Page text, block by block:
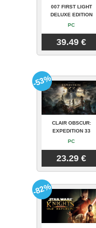
007 FIRST LIGHT
DELUXE EDITION
PC
39.49 €
CLAIR OBSCUR:
EXPEDITION 33
PC
23.29 €
-53%
-82%